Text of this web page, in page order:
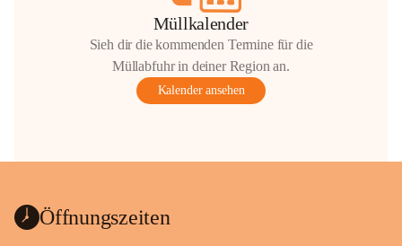
Müllkalender
Sieh dir die kommenden Termine für die
Müllabfuhr in deiner Region an.
Kalender ansehen
Öffnungszeiten